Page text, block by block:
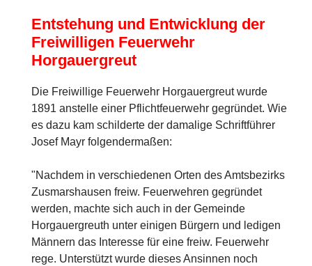
Entstehung und Entwicklung der
Freiwilligen Feuerwehr
Horgauergreut
Die Freiwillige Feuerwehr Horgauergreut wurde
1891 anstelle einer Pflichtfeuerwehr gegründet. Wie
es dazu kam schilderte der damalige Schriftführer
Josef Mayr folgendermaßen:
"Nachdem in verschiedenen Orten des Amtsbezirks
Zusmarshausen freiw. Feuerwehren gegründet
werden, machte sich auch in der Gemeinde
Horgauergreuth unter einigen Bürgern und ledigen
Männern das Interesse für eine freiw. Feuerwehr
rege. Unterstützt wurde dieses Ansinnen noch